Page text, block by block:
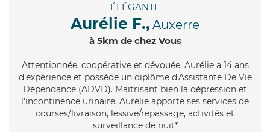
ÉLÉGANTE
Aurélie F., Auxerre
à 5km de chez Vous
Attentionnée, coopérative et dévouée, Aurélie a 14 ans
d'expérience et possède un diplôme d'Assistante De Vie
Dépendance (ADVD). Maitrisant bien la dépression et
l'incontinence urinaire, Aurélie apporte ses services de
courses/livraison, lessive/repassage, activités et
surveillance de nuit*